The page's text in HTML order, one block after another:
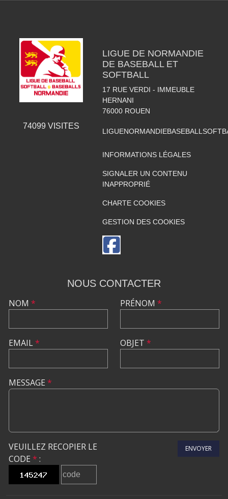
74099 VISITES
LIGUE DE NORMANDIE
DE BASEBALL ET
SOFTBALL
17 RUE VERDI - IMMEUBLE
HERNANI
76000 ROUEN
INFORMATIONS LÉGALES
SIGNALER UN CONTENU
INAPPROPRIÉ
CHARTE COOKIES
GESTION DES COOKIES
NOUS CONTACTER
NOM *
EMAIL*
PRÉNOM *
OBJET *
MESSAGE *
VEUILLEZ RECOPIER LE
CODE * :
ENVOYER